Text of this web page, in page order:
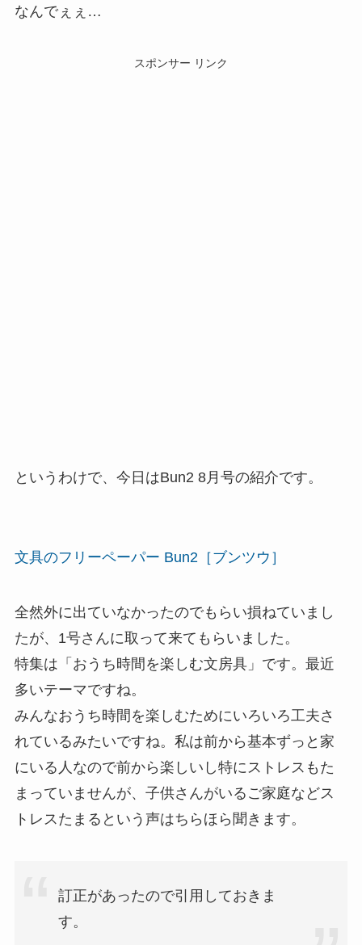
なんでぇぇ…
スポンサー リンク
というわけで、今日はBun2 8月号の紹介です。
文具のフリーペーパー Bun2［ブンツウ］
全然外に出ていなかったのでもらい損ねていまし
たが、1号さんに取って来てもらいました。
特集は「おうち時間を楽しむ文房具」です。最近
多いテーマですね。
みんなおうち時間を楽しむためにいろいろ工夫さ
れているみたいですね。私は前から基本ずっと家
にいる人なので前から楽しいし特にストレスもた
まっていませんが、子供さんがいるご家庭などス
トレスたまるという声はちらほら聞きます。
訂正があったので引用しておきま
す。